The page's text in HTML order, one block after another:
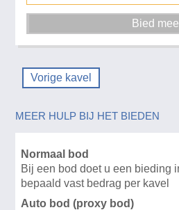
Vorige kavel
MEER HULP BIJ HET BIEDEN
Normaal bod
Bij een bod doet u een bieding
bepaald vast bedrag per kavel
Auto bod (proxy bod)